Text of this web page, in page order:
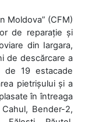
Moldova” (CFM)
de reparație și
din Iargara,
de descărcare a
de 19 estacade
pietrișului și a
în întreaga
Cahul, Bender-2,